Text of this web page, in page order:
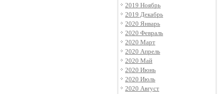
2019 Ноябрь
2019 Декабрь
2020 Январь
2020 Февраль
2020 Март
2020 Апрель
2020 Май
2020 Июнь
2020 Июль
2020 Август